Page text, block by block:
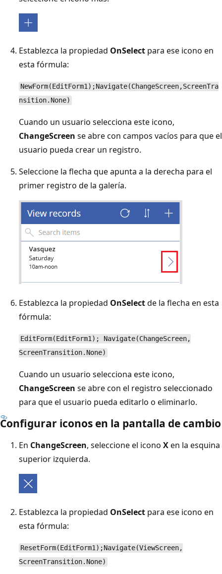
Establezca la propiedad OnSelect para ese icono en
esta fórmula:
NewForm(EditForm1);Navigate(ChangeScreen,ScreenTra
nsition.None)
Cuando un usuario selecciona este icono,
ChangeScreen se abre con campos vacíos para que el
usuario pueda crear un registro.
Seleccione la flecha que apunta a la derecha para el
primer registro de la galería.
Establezca la propiedad OnSelectde la flecha en esta
fórmula:
EditForm(EditForm1); Navigate(ChangeScreen,
ScreenTransition.None)
Cuando un usuario selecciona este icono,
ChangeScreen se abre con el registro seleccionado
para que el usuario pueda editarlo o eliminarlo.
Configurar iconos en la pantalla de cambio
En ChangeScreen, seleccione el icono Xen la esquina
superior izquierda.
Establezca la propiedad OnSelect para ese icono en
esta fórmula:
ResetForm(EditForm1);Navigate(ViewScreen,
ScreenTransition.None)